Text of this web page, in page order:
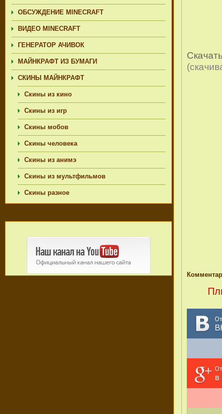
ОБСУЖДЕНИЕ MINECRAFT
ВИДЕО MINECRAFT
ГЕНЕРАТОР АЧИВОК
МАЙНКРАФТ ИЗ БУМАГИ
СКИНЫ МАЙНКРАФТ
Скины из кино
Скины из игр
Скины мобов
Скины человека
Скины из анимэ
Скины из мультфильмов
Скины разное